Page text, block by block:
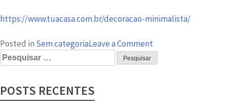
https://www.tuacasa.com.br/decoracao-minimalista/
Posted in Sem categoriaLeave a Comment
Minimalismo:
o
Pesquisar
por:
POSTS RECENTES